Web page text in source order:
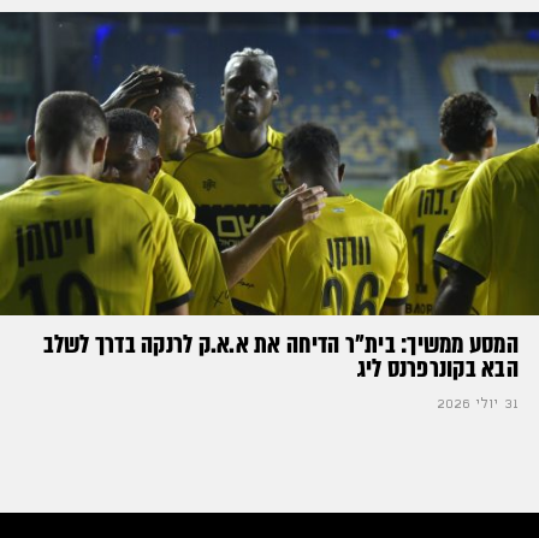
המסע ממשיך: בית"ר הדיחה את א.א.ק לרנקה בדרך לשלב
הבא בקונרפרנס ליג
31 יולי 2026